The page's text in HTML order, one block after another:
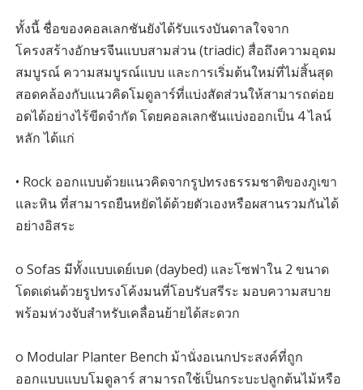
ทั้งนี้ ชื่อของคอลเลกชันยังได้รับแรงบันดาลใจจาก
โครงสร้างอักษรจีนแบบสามส่วน (triadic) สื่อถึงความอุดม
สมบูรณ์ ความสมบูรณ์แบบ และการเริ่มต้นใหม่ที่ไม่สิ้นสุด
สอดคล้องกับแนวคิดโมดูลาร์ที่แบ่งสัดส่วนให้สามารถต่อย
อดได้อย่างไร้ขีดจำกัด โดยคอลเลกชันแบ่งออกเป็น 4 ไลน์
หลัก ได้แก่
• Rock ออกแบบด้วยแนวคิดจากรูปทรงธรรมชาติของภูเขา
และหิน ที่สามารถยืนหยัดได้ด้วยตัวเองหรือผสานรวมกันได้
อย่างอิสระ
o Sofas มีทั้งแบบเดย์เบด (daybed) และโซฟาใน 2 ขนาด
โดดเด่นด้วยรูปทรงโค้งมนที่โอบรับสรีระ มอบความสบาย
พร้อมห่วงจับสำหรับเคลื่อนย้ายได้สะดวก
o Modular Planter Bench ม้านั่งอเนกประสงค์ที่ถูก
ออกแบบแบบโมดูลาร์ สามารถใช้เป็นกระบะปลูกต้นไม้หรือ